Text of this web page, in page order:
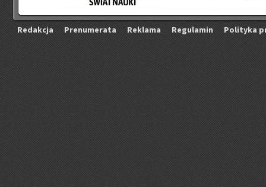
Re­dak­cja Pre­nu­me­ra­ta Re­kla­ma Re­gu­la­min Po­li­ty­ka